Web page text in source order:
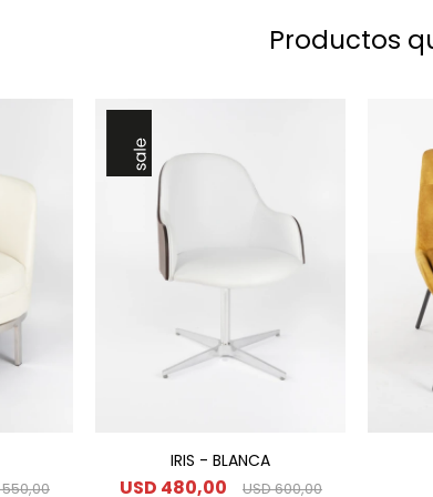
Productos
550,00
IRIS - BLANCA
USD 480,00 USD600,00